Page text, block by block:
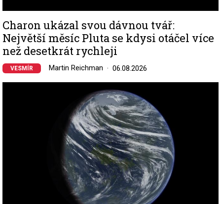
Charon ukázal svou dávnou tvář:
Největší měsíc Pluta se kdysi otáčel více
než desetkrát rychleji
VESMÍR Martin Reichman 06.08.2026